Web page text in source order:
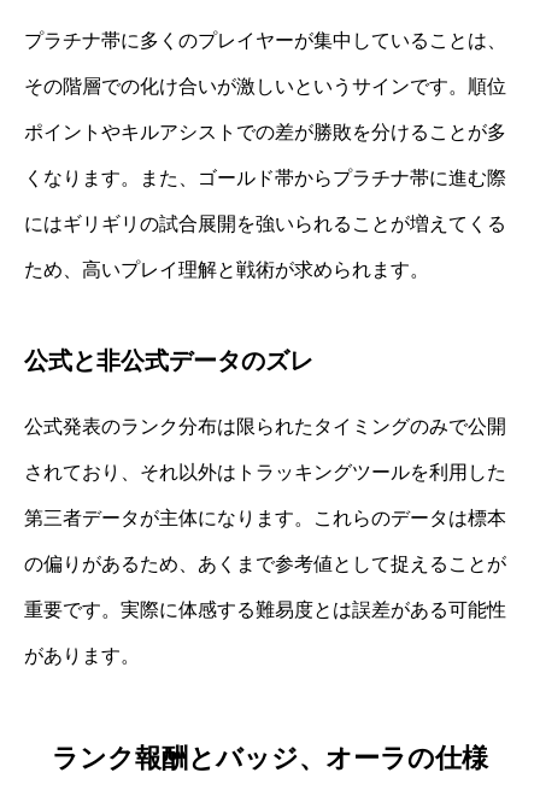
プラチナ帯に多くのプレイヤーが集中していることは、
その階層での化け合いが激しいというサインです。順位
ポイントやキルアシストでの差が勝敗を分けることが多
くなります。また、ゴールド帯からプラチナ帯に進む際
にはギリギリの試合展開を強いられることが増えてくる
ため、高いプレイ理解と戦術が求められます。
公式と非公式データのズレ
公式発表のランク分布は限られたタイミングのみで公開
されており、それ以外はトラッキングツールを利用した
第三者データが主体になります。これらのデータは標本
の偏りがあるため、あくまで参考値として捉えることが
重要です。実際に体感する難易度とは誤差がある可能性
があります。
ランク報酬とバッジ、オーラの仕様